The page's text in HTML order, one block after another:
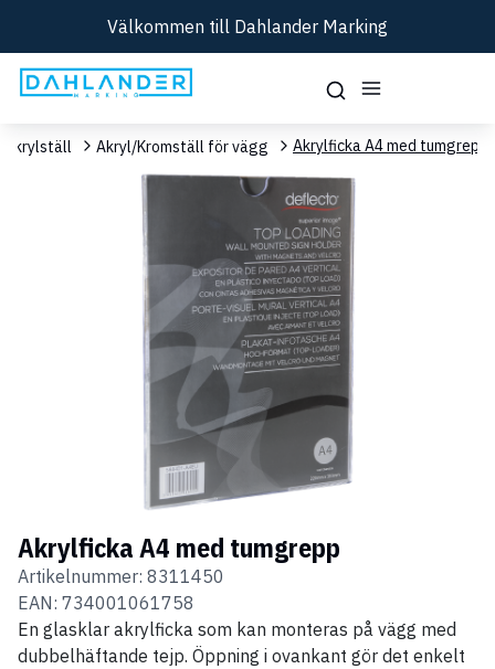
Välkommen till Dahlander Marking
Akrylställ Akryl/Kromställ för vägg Akrylficka A4 med tumgrepp
Akrylficka A4 med tumgrepp
Artikelnummer: 8311450
EAN: 734001061758
En glasklar akrylficka som kan monteras på vägg med
dubbelhäftande tejp. Öppning i ovankant gör det enkelt